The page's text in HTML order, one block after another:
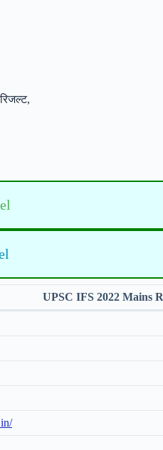
UPSC IFS 2022 Mains